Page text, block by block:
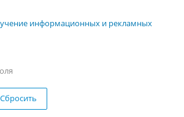
информационных и рекламных
Сбросить